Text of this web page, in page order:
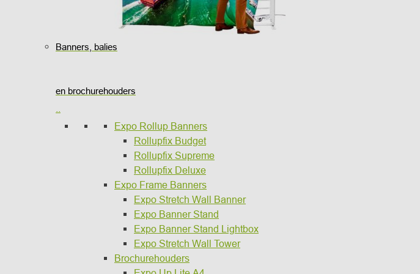
Banners, balies
en brochurehouders
Expo Rollup Banners
Rollupfix Budget
Rollupfix Supreme
Rollupfix Deluxe
Expo Frame Banners
Expo Stretch Wall Banner
Expo Banner Stand
Expo Banner Stand Lightbox
Expo Stretch Wall Tower
Brochurehouders